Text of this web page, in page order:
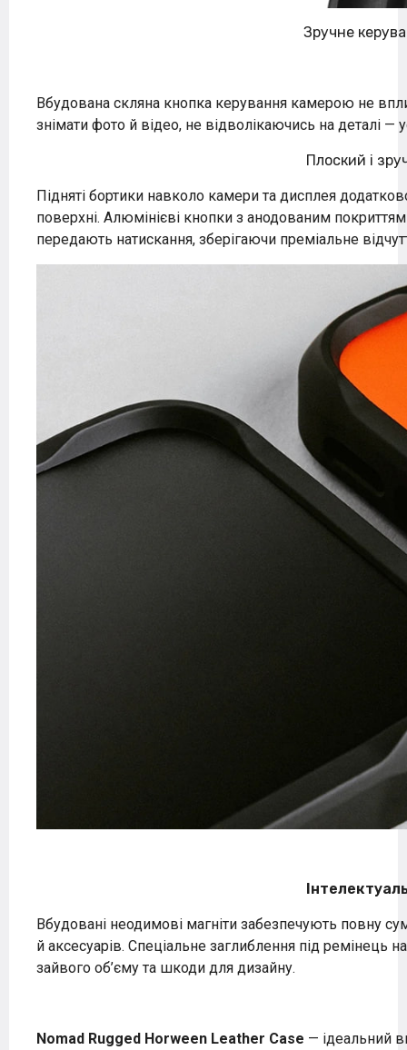
Зручне
Вбудована скляна кнопка керування камерою не
знімати фото й відео, не відволікаючись на деталі —
Плоский і
Підняті бортики навколо камери та дисплея
поверхні. Алюмінієві кнопки з анодованим
передають натискання, зберігаючи преміальне
Вбудовані неодимові магніти забезпечують повну
й аксесуарів. Спеціальне заглиблення під ремінець
зайвого об’єму та шкоди для дизайну.
Nomad Rugged Horween Leather Case — ідеальний